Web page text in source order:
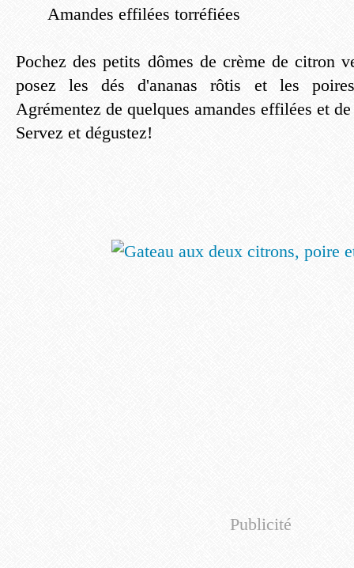
Amandes effilées torréfiées
Pochez des petits dômes de crème de citron
posez les dés d'ananas rôtis et les
Agrémentez de quelques amandes effilées et
Servez et dégustez!
Publicité